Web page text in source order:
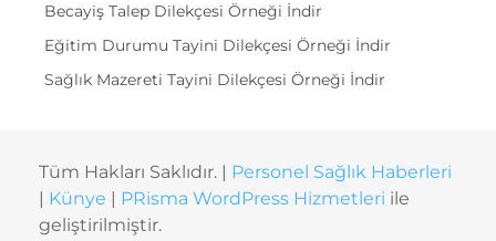
Becayiş Talep Dilekçesi Örneği İndir
Eğitim Durumu Tayini Dilekçesi Örneği İndir
Sağlık Mazereti Tayini Dilekçesi Örneği İndir
Tüm Hakları Saklıdır. | Personel Sağlık Haberleri
| Künye | PRisma WordPress Hizmetleri ile
geliştirilmiştir.